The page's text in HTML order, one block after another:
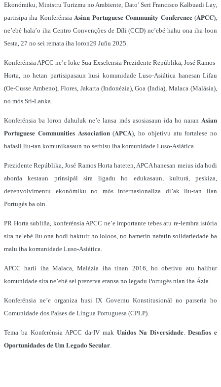
Ekonómiku, Ministru Turizmu no Ambiente, Dato’ Seri Francisco Kalbuadi Lay,
partisipa iha Konferénsia 𝐀𝐬𝐢𝐚𝐧 𝐏𝐨𝐫𝐭𝐮𝐠𝐮𝐞𝐬𝐞 𝐂𝐨𝐦𝐦𝐮𝐧𝐢𝐭𝐲 𝐂𝐨𝐧𝐟𝐞𝐫𝐞𝐧𝐜𝐞 (𝐀𝐏𝐂𝐂),
ne’ebé hala’o iha Centro Convenções de Díli (CCD) ne’ebé hahu ona iha loon
Sesta, 27 no sei remata iha loron29 Juñu 2025.
Konferénsia APCC ne’e loke Sua Exselensia Prezidente Repúblika, José Ramos-
Horta, no hetan partisipasaun husi komunidade Luso-Asiática hanesan Lifau
(Oe-Cusse Ambeno), Flores, Jakarta (Indonézia), Goa (India), Malaca (Malásia),
no mós Sri-Lanka.
Konferénsia ba loron dahuluk ne’e lansa mós asosiasaun ida ho naran 𝐀𝐬𝐢𝐚𝐧
𝐏𝐨𝐫𝐭𝐮𝐠𝐮𝐞𝐬𝐞 𝐂𝐨𝐦𝐦𝐮𝐧𝐢𝐭𝐢𝐞𝐬 𝐀𝐬𝐬𝐨𝐜𝐢𝐚𝐭𝐢𝐨𝐧 (𝐀𝐏𝐂𝐀), ho objetivu atu fortalese no
hafasil liu-tan komunikasaun no serbisu iha komunidade Luso-Asiática.
Prezidente Repúblika, José Ramos Horta hateten, APCA hanesan meius ida hodi
aborda kestaun prinsipál sira ligadu ho edukasaun, kulturá, peskiza,
dezenvolvimentu ekonómiku no mós internasionaliza di’ak liu-tan lian
Portugés ba oin.
PR Horta subliña, konferénsia APCC ne’e importante tebes atu re-lembra istória
sira ne’ebé liu ona hodi haktuir ho loloos, no hametin nafatin solidariedade ba
malu iha komunidade Luso-Asiática.
APCC harii iha Malaca, Malázia iha tinan 2016, ho obetivu atu halibur
komunidade sira ne’ebé sei prezerva eransa no legadu Portugés nian iha Ázia.
Konferénsia ne’e organiza husi IX Governu Konstitusionál no parseria ho
Comunidade dos Países de Língua Portuguesa (CPLP).
Tema ba Konferénsia APCC da-IV mak 𝐔𝐧𝐢𝐝𝐨𝐬 𝐍𝐚 𝐃𝐢𝐯𝐞𝐫𝐬𝐢𝐝𝐚𝐝𝐞. 𝐃𝐞𝐬𝐚𝐟𝐢𝐨𝐬 𝐞
𝐎𝐩𝐨𝐫𝐭𝐮𝐧𝐢𝐝𝐚𝐝𝐞𝐬 𝐝𝐞 𝐔𝐦 𝐋𝐞𝐠𝐚𝐝𝐨 𝐒𝐞𝐜𝐮𝐥𝐚𝐫.